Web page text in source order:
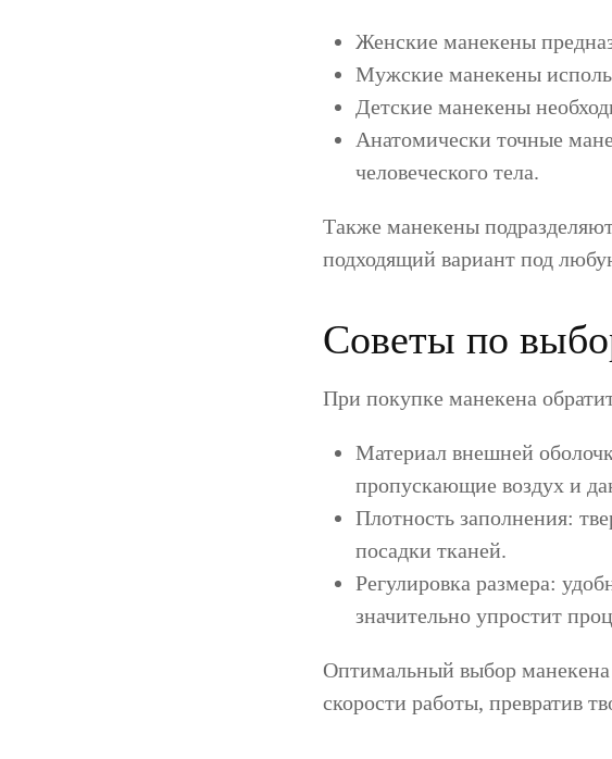
Женские манекены
Мужские манекены
Детские манекены
Анатомически точные
человеческого тела.
Также манекены
подходящий вариант под
Советы по
При покупке манекена
Материал внешней
пропускающие воздух и
Плотность заполнения:
посадки тканей.
Регулировка размера:
значительно упростит
Оптимальный выбор манекена
скорости работы, превратив